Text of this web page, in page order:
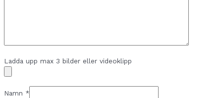
Ladda upp max 3 bilder eller videoklipp
Namn *